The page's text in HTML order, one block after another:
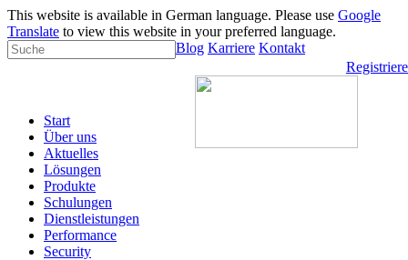
This website is available in German language. Please use Google
Translate to view this website in your preferred language.
Blog Karriere Kontakt
Start
Über uns
Aktuelles
Lösungen
Produkte
Schulungen
Dienstleistungen
Performance
Security